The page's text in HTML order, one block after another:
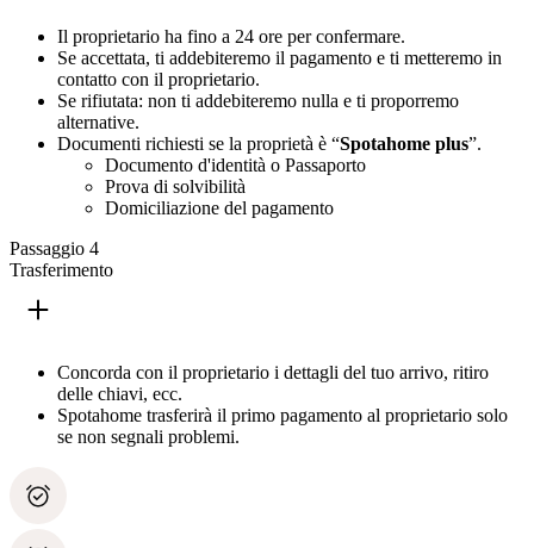
Il proprietario ha fino a 24 ore per confermare.
Se accettata, ti addebiteremo il pagamento e ti metteremo in
contatto con il proprietario.
Se rifiutata: non ti addebiteremo nulla e ti proporremo
alternative.
Documenti richiesti se la proprietà è “Spotahome plus”.
Documento d'identità o Passaporto
Prova di solvibilità
Domiciliazione del pagamento
Passaggio 4
Trasferimento
Concorda con il proprietario i dettagli del tuo arrivo, ritiro
delle chiavi, ecc.
Spotahome trasferirà il primo pagamento al proprietario solo
se non segnali problemi.